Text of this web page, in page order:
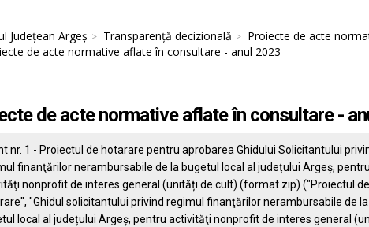
Județean Argeș Transparență decizională
Proiecte de acte
de acte normative aflate în consultare - anul 2023
de acte normative aflate în consultare -
nr. 1 - Proiectul de hotarare pentru aprobarea Ghidului Solicitantului
finanţărilor nerambursabile de la bugetul local al județului Argeș, pentru
nonprofit de interes general (unități de cult) (format zip) ("Proiectul de
"Ghidul solicitantului privind regimul finanţărilor nerambursabile de la
local al județului Argeș, pentru activităţi nonprofit de interes general